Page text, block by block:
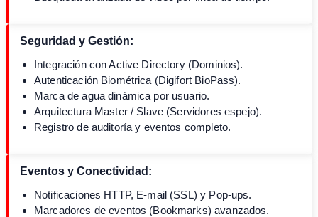
Seguridad y Gestión:
Integración con Active Directory (Dominios).
Autenticación Biométrica (Digifort BioPass).
Marca de agua dinámica por usuario.
Arquitectura Master / Slave (Servidores espejo).
Registro de auditoría y eventos completo.
Eventos y Conectividad:
Notificaciones HTTP, E-mail (SSL) y Pop-ups.
Marcadores de eventos (Bookmarks) avanzados.